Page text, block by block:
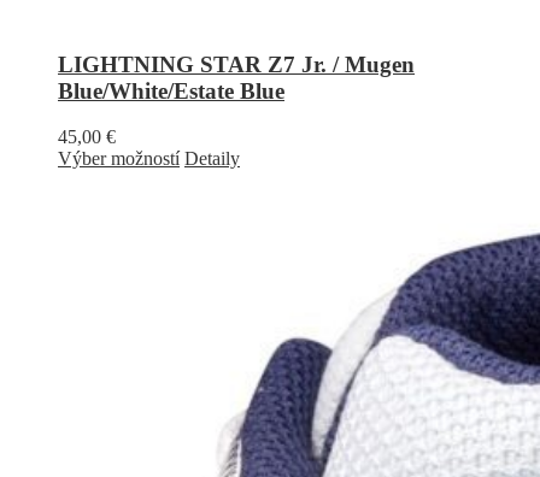
LIGHTNING STAR Z7 Jr. / Mugen
Blue/White/Estate Blue
45,00 €
Výber možností Detaily